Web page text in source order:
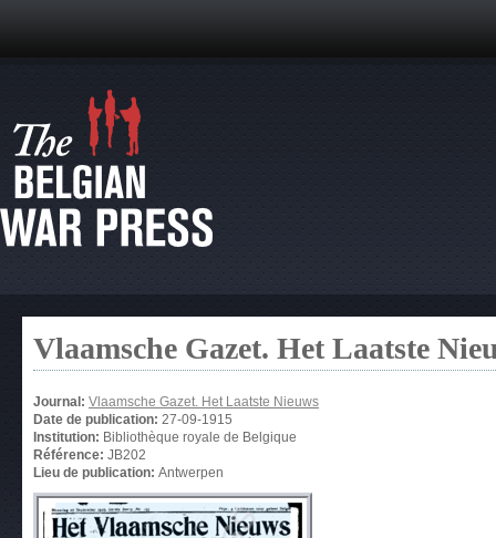
Vlaamsche Gazet. Het Laatste
Journal: Vlaamsche Gazet. Het Laatste Nieuws
Date de publication: 27-09-1915
Institution: Bibliothèque royale de Belgique
Référence: JB202
Lieu de publication: Antwerpen